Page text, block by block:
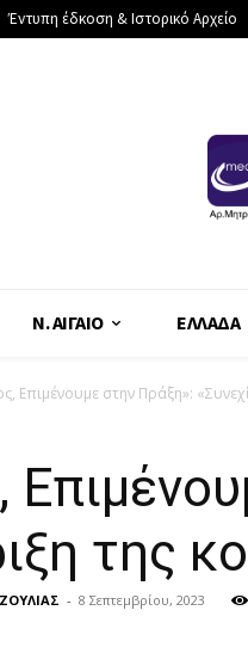
Έντυπη έδκοση & Ιστορικό Αρχείο
Ν. ΑΙΓΑΊΟ ΕΛΛΆΔΑ
Επιμένουμε στην Πράξη»:
της
- 8 Σεπτεμβρίου, 2023